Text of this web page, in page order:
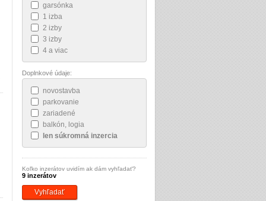
garsónka
1 izba
2 izby
3 izby
4 a viac
Doplnkové údaje:
novostavba
parkovanie
zariadené
balkón, logia
len súkromná inzercia
Koľko inzerátov uvidím ak dám vyhľadať?
9 inzerátov
Vyhľadať